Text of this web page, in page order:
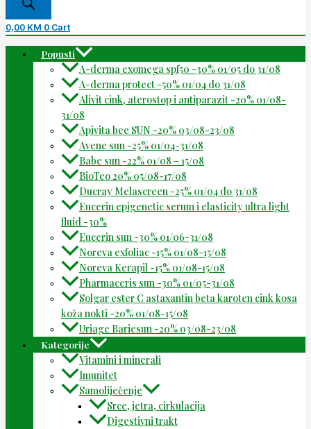
0,00 KM 0 Cart
Popusti
A-derma exomega spf50 -30% 01/05 do 31/08
A-derma protect -50% 01/04 do 31/08
Alivit cink, aterostop i antiparazit -20% 01/08-
31/08
Apivita bee SUN -20% 03/08-23/08
Avene sun -25% 01/04-31/08
Babe sun -22% 01/08 – 15/08
BioTeo 20% 05/08-17/08
Ducray Melascreen -25% 01/04 do 31/08
Eucerin epigenetic serum i elasticity ultra light
fluid -30%
Eucerin sun -30% 01/06-31/08
Noreva exfoliac -15% 01/08-15/08
Noreva Kerapil -15% 01/08-15/08
Pharmaceris sun -30% 01/05-31/08
Solgar ester C astaxantin beta karoten cink kosa
koža nokti -20% 01/08-15/08
Uriage Bariesun -20% 03/08-23/08
Kategorije
Vitamini i minerali
Imunitet
Samoliječenje
Srce, jetra, cirkulacija
Digestivni trakt